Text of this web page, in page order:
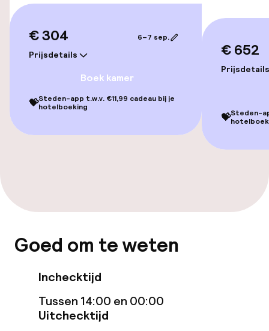
Ontbijt geserveerd aan tafel
Roomservice
Dieetopties
Glutenvrije opties
Babysitservice
Schoonmaakvoorzieningen
Wasservice
Beleid
€ 304
Prijsdetails
6–7 sep.
Boek kamer
💝Steden-app t.w.v. €11,99 cadeau bij je
hotelboeking
€ 652
Prijsdetails
💝Steden-
Goed om te weten
Inchecktijd
Tussen 14:00 en 00:00
Uitchecktijd